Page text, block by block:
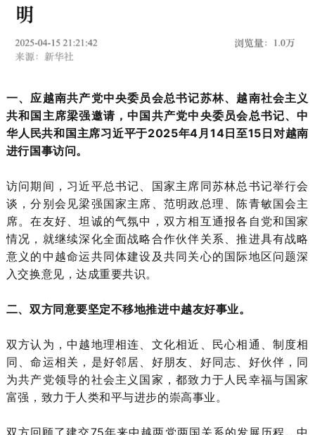
一、应越南共产党中央委员会总书记苏林、越南社会主义
共和国主席梁强邀请，中国共产党中央委员会总书记、中
华人民共和国主席习近平于2025年4月14日至15日对越南
进行国事访问。
访问期间，习近平总书记、国家主席同苏林总书记举行会
谈，分别会见梁强国家主席、范明政总理、陈青敏国会主
席。在友好、坦诚的气氛中，双方相互通报各自党和国家
情况，就继续深化全面战略合作伙伴关系、推进具有战略
意义的中越命运共同体建设及共同关心的国际地区问题深
入交换意见，达成重要共识。
二、双方同意要坚定不移地推进中越友好事业。
双方认为，中越地理相连、文化相近、民心相通、制度相
同、命运相关，是好邻居、好朋友、好同志、好伙伴，同
为共产党领导的社会主义国家，都致力于人民幸福与国家
富强，致力于人类和平与进步的崇高事业。